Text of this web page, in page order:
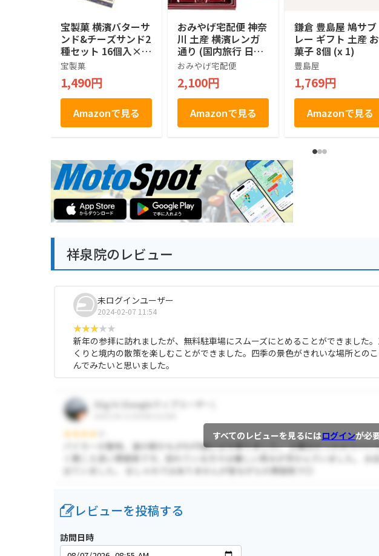
宝製菓 横濱バターサ
ンド&チーズサンド2
種セット 16個入×2
箱
宝製菓
1,490円
Amazonで見る
おみやげ宅配便 神奈
川 土産 横濱レンガ
通り (国内旅行 日本
神奈川 お土産）
おみやげ宅配便
2,100円
Amazonで見る
鎌倉 豊島屋 鳩サブ
レー ギフト 土産 お
菓子 8個 (x 1)
豊島屋
1,769円
Amazonで見る
祥泉院のレビュー
未ログインユーザー
2024-02-07 11:54
新年の参拝に訪れましたが、無料駐車場にスムーズにとめることができました
くりと境内の散策を楽しむことができました。四季の景色がきれいな場所との
んでみたいと思いました。
すべてのレビューを見るにはログインが必
レビューを投稿する
訪問日時